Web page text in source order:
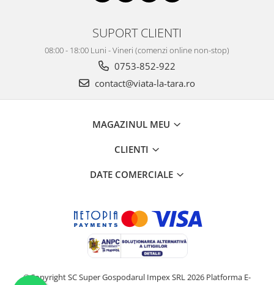
SUPORT CLIENTI
08:00 - 18:00 Luni - Vineri (comenzi online non-stop)
0753-852-922
contact@viata-la-tara.ro
MAGAZINUL MEU
CLIENTI
DATE COMERCIALE
©Copyright SC Super Gospodarul Impex SRL 2026 Platforma E-